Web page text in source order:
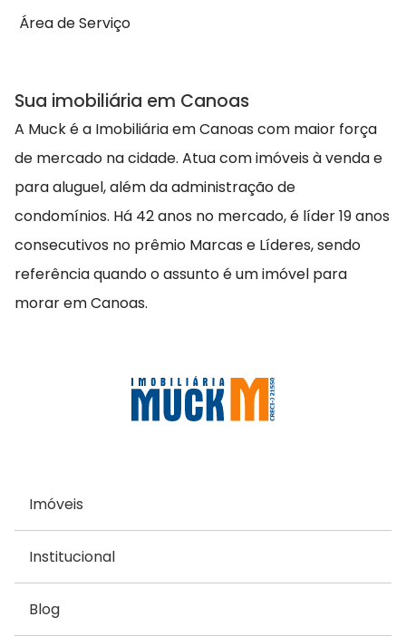
Área de Serviço
Sua imobiliária em Canoas
A Muck é a Imobiliária em Canoas com maior força
de mercado na cidade. Atua com imóveis à venda e
para aluguel, além da administração de
condomínios. Há 42 anos no mercado, é líder 19 anos
consecutivos no prêmio Marcas e Líderes, sendo
referência quando o assunto é um imóvel para
morar em Canoas.
Imóveis
Institucional
Blog